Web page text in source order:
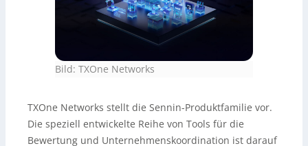
Bild: TXOne Networks
TXOne Networks stellt die Sennin-Produktfamilie vor.
Die speziell entwickelte Reihe von Tools für die
Bewertung und Unternehmenskoordination ist darauf